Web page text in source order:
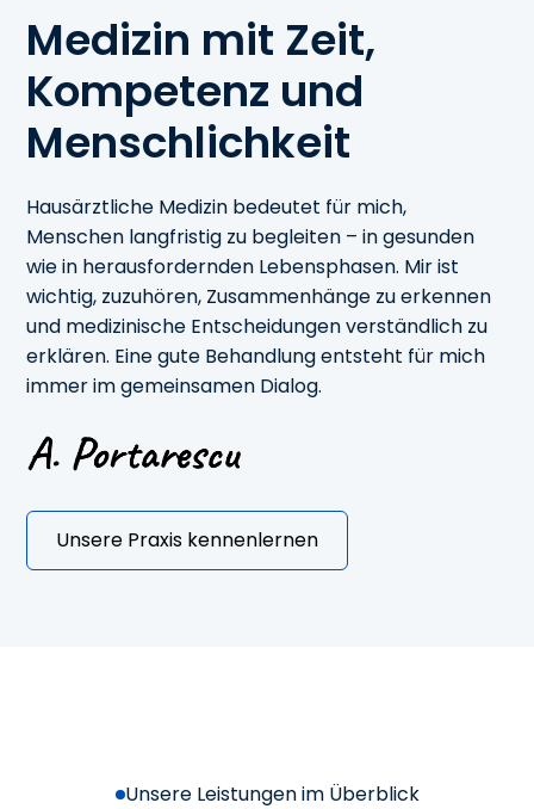
Medizin mit Zeit,
Kompetenz und
Menschlichkeit
Hausärztliche Medizin bedeutet für mich,
Menschen langfristig zu begleiten – in gesunden
wie in herausfordernden Lebensphasen. Mir ist
wichtig, zuzuhören, Zusammenhänge zu erkennen
und medizinische Entscheidungen verständlich zu
erklären. Eine gute Behandlung entsteht für mich
immer im gemeinsamen Dialog.
Unsere Praxis kennenlernen
Unsere Leistungen im Überblick